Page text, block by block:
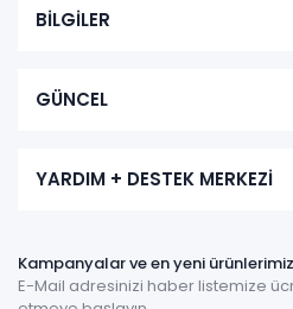
BİLGİLER
GÜNCEL
YARDIM + DESTEK MERKEZİ
Kampanyalar ve en yeni
E-Mail adresinizi haber listemize